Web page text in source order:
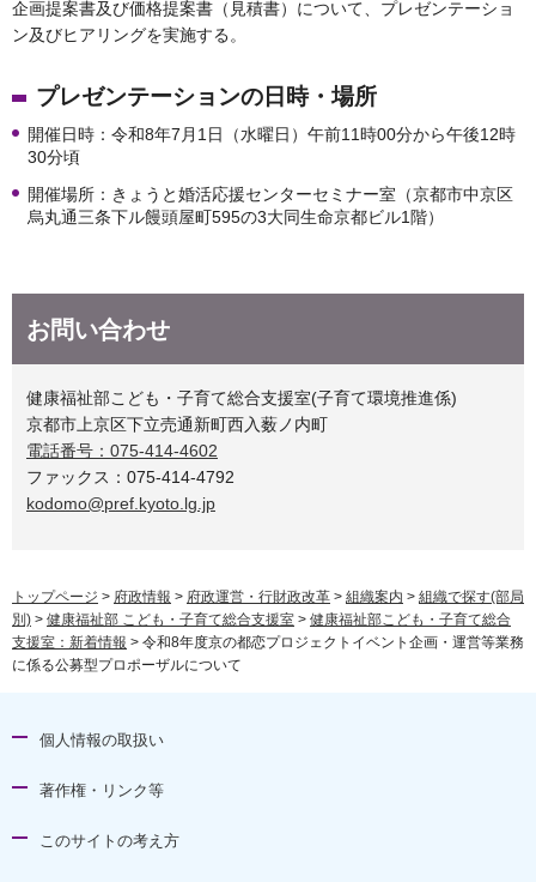
企画提案書及び価格提案書（見積書）について、プレゼンテーショ
ン及びヒアリングを実施する。
プレゼンテーションの日時・場所
開催日時：令和8年7月1日（水曜日）午前11時00分から午後12時
30分頃
開催場所：きょうと婚活応援センターセミナー室（京都市中京区
烏丸通三条下ル饅頭屋町595の3大同生命京都ビル1階）
お問い合わせ
健康福祉部こども・子育て総合支援室(子育て環境推進係)
京都市上京区下立売通新町西入薮ノ内町
電話番号：075-414-4602
ファックス：075-414-4792
kodomo@pref.kyoto.lg.jp
トップページ > 府政情報 > 府政運営・行財政改革 > 組織案内 > 組織で探す(部局
別) > 健康福祉部 こども・子育て総合支援室 > 健康福祉部こども・子育て総合
支援室：新着情報 > 令和8年度京の都恋プロジェクトイベント企画・運営等業務
に係る公募型プロポーザルについて
個人情報の取扱い
著作権・リンク等
このサイトの考え方